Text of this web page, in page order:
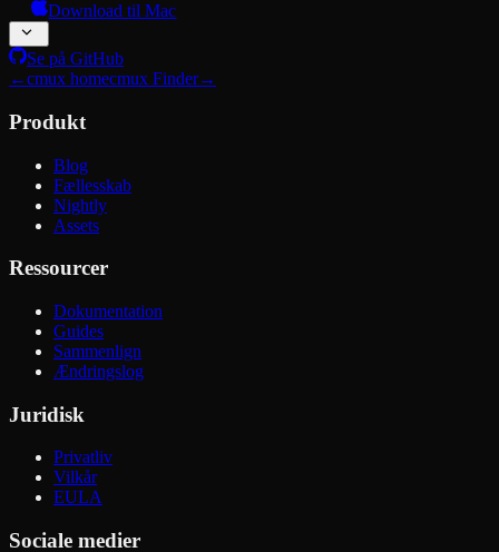
Download til Mac
Se på GitHub
←cmux homecmux Finder→
Produkt
Blog
Fællesskab
Nightly
Assets
Ressourcer
Dokumentation
Guides
Sammenlign
Ændringslog
Juridisk
Privatliv
Vilkår
EULA
Sociale medier